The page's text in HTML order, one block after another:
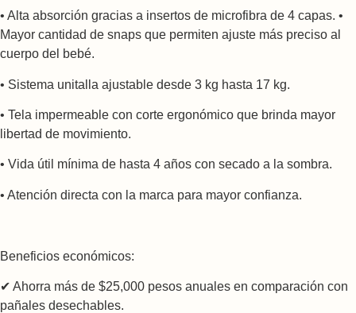
• Alta absorción gracias a insertos de microfibra de 4 capas. •
Mayor cantidad de snaps que permiten ajuste más preciso al
cuerpo del bebé.
• Sistema unitalla ajustable desde 3 kg hasta 17 kg.
• Tela impermeable con corte ergonómico que brinda mayor
libertad de movimiento.
• Vida útil mínima de hasta 4 años con secado a la sombra.
• Atención directa con la marca para mayor confianza.
Beneficios económicos:
✔ Ahorra más de $25,000 pesos anuales en comparación con
pañales desechables.